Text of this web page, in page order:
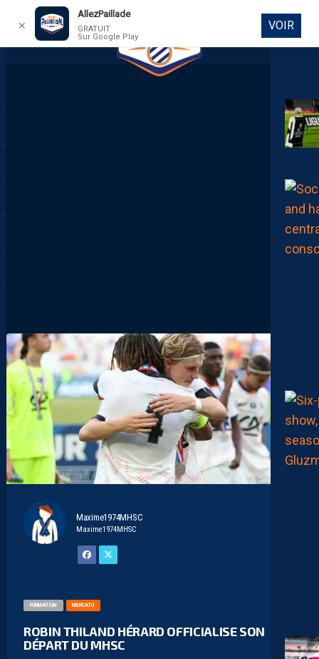
DIRECT
Maxime1974MHSC
Maxime1974MHSC
FORMATION MERCATO
ROBIN THILAND HÉRARD OFFICIALISE SON
DÉPART DU MHSC
✕
AllezPaillade
GRATUIT
Sur Google Play
VOIR